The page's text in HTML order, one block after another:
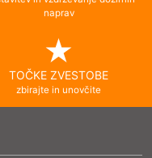
naprav
TOČKE ZVESTOBE
zbirajte in unovčite